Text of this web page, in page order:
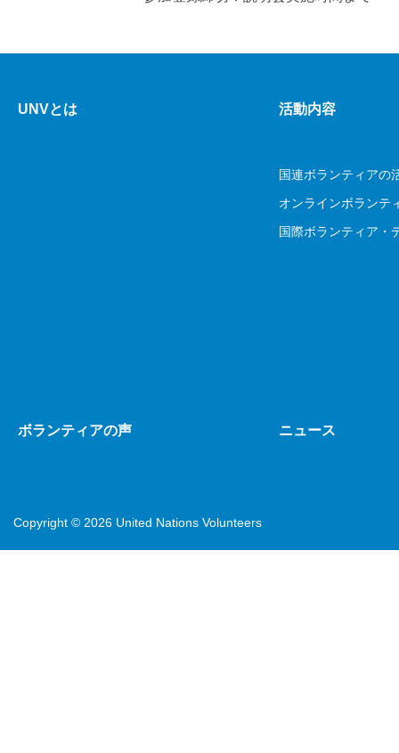
UNVとは 活動内容
国連ボランティアの
オンラインボランテ
国際ボランティア・
ボランティアの声 ニュース
Copyright © 2026 United Nations Volunteers